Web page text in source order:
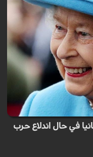
في حال اندلاع حرب